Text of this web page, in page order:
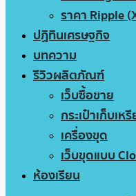
ราคา Ripple
ปฏิทินเศรษฐกิจ
บทความ
รีวิวผลิตภัณฑ์
เว็บซื้อขาย
กระเป๋าเก็บเห
เครื่องขุด
เว็บขุดแบบ
ห้องเรียน